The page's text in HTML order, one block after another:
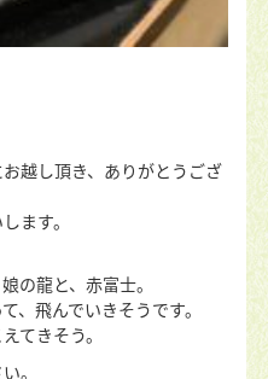
越し頂き、ありがとうござ
ます。
の龍と、赤富士。
、飛んでいきそうです。
てきそう。
。